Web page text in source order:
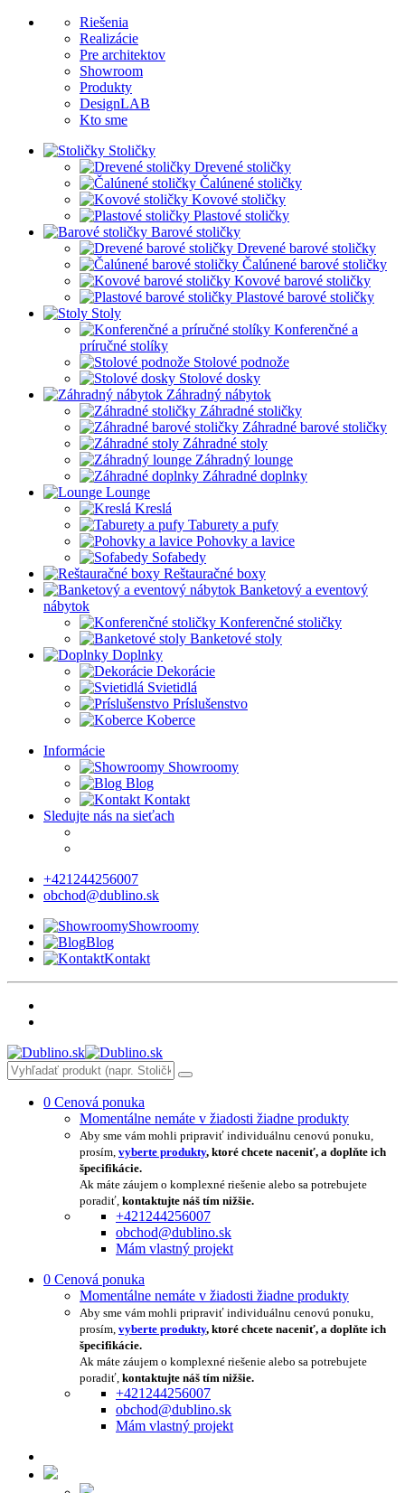
Riešenia
Realizácie
Pre architektov
Showroom
Produkty
DesignLAB
Kto sme
Stoličky
Drevené stoličky
Čalúnené stoličky
Kovové stoličky
Plastové stoličky
Barové stoličky
Drevené barové stoličky
Čalúnené barové stoličky
Kovové barové stoličky
Plastové barové stoličky
Stoly
Konferenčné a
príručné stolíky
Stolové podnože
Stolové dosky
Záhradný nábytok
Záhradné stoličky
Záhradné barové stoličky
Záhradné stoly
Záhradný lounge
Záhradné doplnky
Lounge
Kreslá
Taburety a pufy
Pohovky a lavice
Sofabedy
Reštauračné boxy
Banketový a eventový
nábytok
Konferenčné stoličky
Banketové stoly
Doplnky
Dekorácie
Svietidlá
Príslušenstvo
Koberce
Informácie
Showroomy
Blog
Kontakt
Sledujte nás na sieťach
+421244256007
obchod@dublino.sk
Showroomy
Blog
Kontakt
0 Cenová ponuka
Momentálne nemáte v žiadosti žiadne produkty
Aby sme vám mohli pripraviť individuálnu cenovú ponuku,
prosím, vyberte produkty, ktoré chcete naceniť, a doplňte ich
špecifikácie.
Ak máte záujem o komplexné riešenie alebo sa potrebujete
poradiť, kontaktujte náš tím nižšie.
+421244256007
obchod@dublino.sk
Mám vlastný projekt
0 Cenová ponuka
Momentálne nemáte v žiadosti žiadne produkty
Aby sme vám mohli pripraviť individuálnu cenovú ponuku,
prosím, vyberte produkty, ktoré chcete naceniť, a doplňte ich
špecifikácie.
Ak máte záujem o komplexné riešenie alebo sa potrebujete
poradiť, kontaktujte náš tím nižšie.
+421244256007
obchod@dublino.sk
Mám vlastný projekt